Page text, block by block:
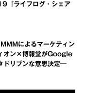
『ライフログ・シェア
によるマーケティン
オン×博報堂がGoogle
ドリブンな意思決定―